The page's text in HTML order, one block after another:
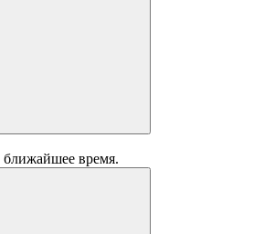
время.